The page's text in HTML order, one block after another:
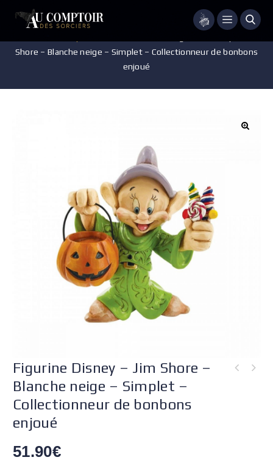
Menu
Shore – Blanche neige – Simplet – Collectionneur de bonbons
enjoué
Figurine Disney – Jim Shore –
Blanche neige – Simplet –
Collectionneur de bonbons
enjoué
51.90€